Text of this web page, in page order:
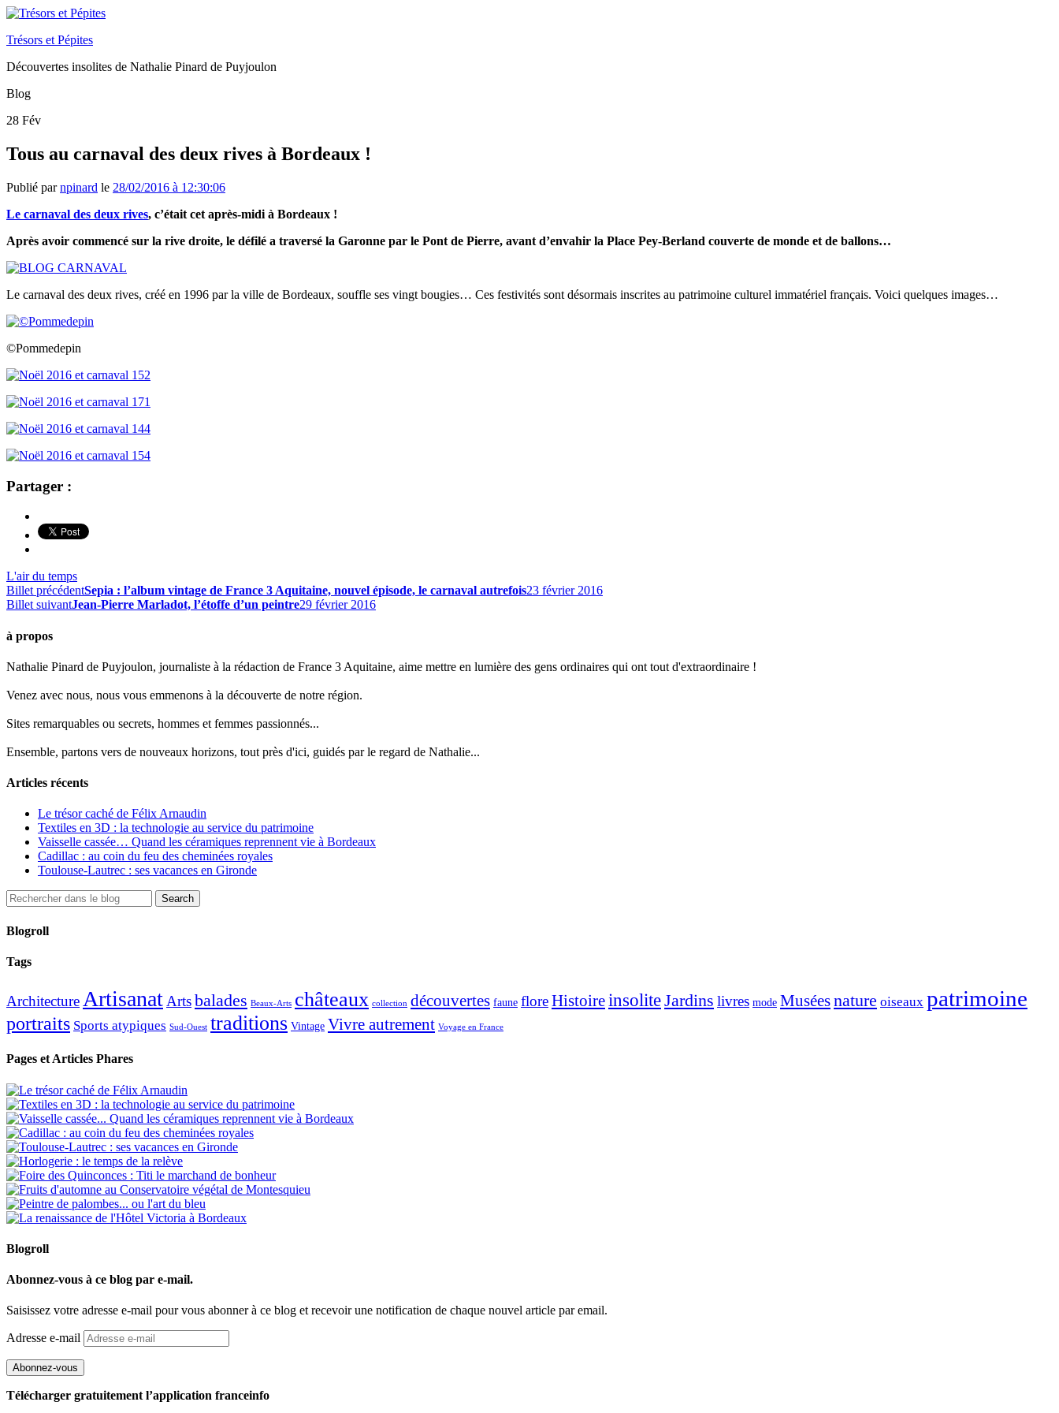
Trésors et Pépites
Découvertes insolites de Nathalie Pinard de Puyjoulon
Blog
28 Fév
Tous au carnaval des deux rives à Bordeaux !
Publié parnpinard le 28/02/2016 à 12:30:06
Le carnaval des deux rives, c’était cet après-midi à Bordeaux !
Après avoir commencé sur la rive droite, le défilé a traversé la Garonne par le Pont de Pierre, avant d’envahir la Place Pey-Berland couverte de monde et de ballons…
Le carnaval des deux rives, créé en 1996 par la ville de Bordeaux, souffle ses vingt bougies… Ces festivités sont désormais inscrites au patrimoine culturel immatériel français. Voici quelques images…
©Pommedepin
Partager :
L'air du temps
Billet précédentSepia : l’album vintage de France 3 Aquitaine, nouvel épisode, le carnaval autrefois23 février 2016
Billet suivantJean-Pierre Marladot, l’étoffe d’un peintre29 février 2016
à propos
Nathalie Pinard de Puyjoulon, journaliste à la rédaction de France 3 Aquitaine, aime mettre en lumière des gens ordinaires qui ont tout d'extraordinaire !
Venez avec nous, nous vous emmenons à la découverte de notre région.
Sites remarquables ou secrets, hommes et femmes passionnés...
Ensemble, partons vers de nouveaux horizons, tout près d'ici, guidés par le regard de Nathalie...
Articles récents
Le trésor caché de Félix Arnaudin
Textiles en 3D : la technologie au service du patrimoine
Vaisselle cassée… Quand les céramiques reprennent vie à Bordeaux
Cadillac : au coin du feu des cheminées royales
Toulouse-Lautrec : ses vacances en Gironde
Blogroll
Tags
Architecture Artisanat Artsbalades Beaux-Arts châteaux collection découvertes faune floreHistoireinsoliteJardins livres mode Muséesnature oiseaux patrimoine
portraits Sports atypiques Sud-Ouest traditions Vintage Vivre autrement Voyage en France
Pages et Articles Phares
Blogroll
Abonnez-vous à ce blog par e-mail.
Saisissez votre adresse e-mail pour vous abonner à ce blog et recevoir une notification de chaque nouvel article par email.
Adresse e-mail
Abonnez-vous
Télécharger gratuitement l’application franceinfo